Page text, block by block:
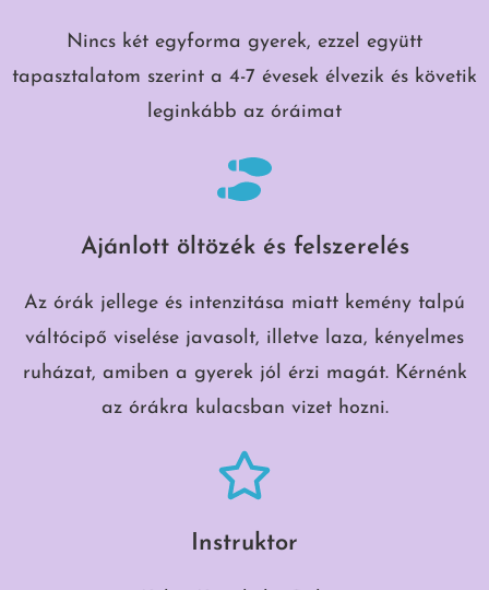
Nincs két egyforma gyerek, ezzel együtt
tapasztalatom szerint a 4-7 évesek élvezik és követik
leginkább az óráimat
Ajánlott öltözék és felszerelés
Az órák jellege és intenzitása miatt kemény talpú
váltócipő viselése javasolt, illetve laza, kényelmes
ruházat, amiben a gyerek jól érzi magát. Kérnénk
az órákra kulacsban vizet hozni.
Instruktor